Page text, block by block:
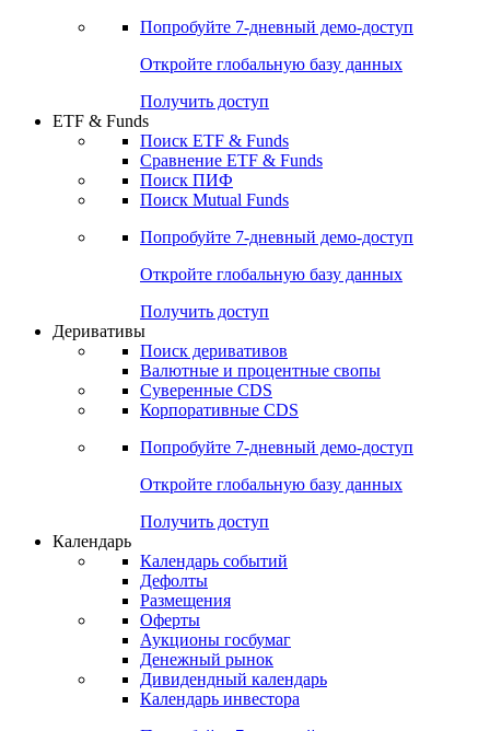
Попробуйте 7-дневный демо-доступ
Откройте глобальную базу данных
Получить доступ
ETF & Funds
Поиск ETF & Funds
Сравнение ETF & Funds
Поиск ПИФ
Поиск Mutual Funds
Попробуйте 7-дневный демо-доступ
Откройте глобальную базу данных
Получить доступ
Деривативы
Поиск деривативов
Валютные и процентные свопы
Суверенные CDS
Корпоративные CDS
Попробуйте 7-дневный демо-доступ
Откройте глобальную базу данных
Получить доступ
Календарь
Календарь событий
Дефолты
Размещения
Оферты
Аукционы госбумаг
Денежный рынок
Дивидендный календарь
Календарь инвестора